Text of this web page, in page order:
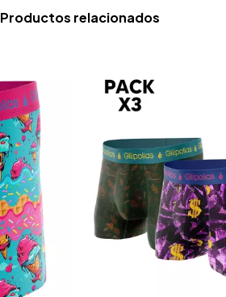
Productos relacionados